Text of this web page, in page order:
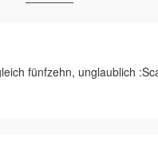
fünfzehn, unglaublich